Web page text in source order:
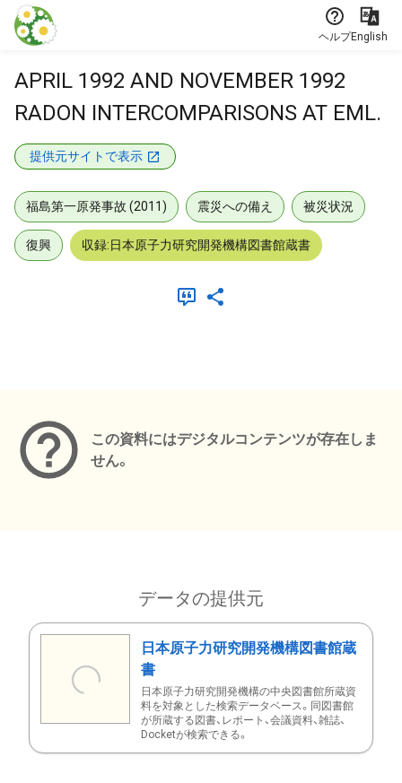
本文に飛ぶ
ヘルプEnglish
APRIL 1992 AND NOVEMBER 1992
RADON INTERCOMPARISONS AT EML.
提供元サイトで表示
福島第一原発事故 (2011) 震災への備え 被災状況
復興 収録:日本原子力研究開発機構図書館蔵書
この資料にはデジタルコンテンツが存在しま
せん。
データの提供元
日本原子力研究開発機構図書館蔵
書
日本原子力研究開発機構の中央図書館所蔵資
料を対象とした検索データベース。同図書館
が所蔵する図書、レポート、会議資料、雑誌、
Docketが検索できる。